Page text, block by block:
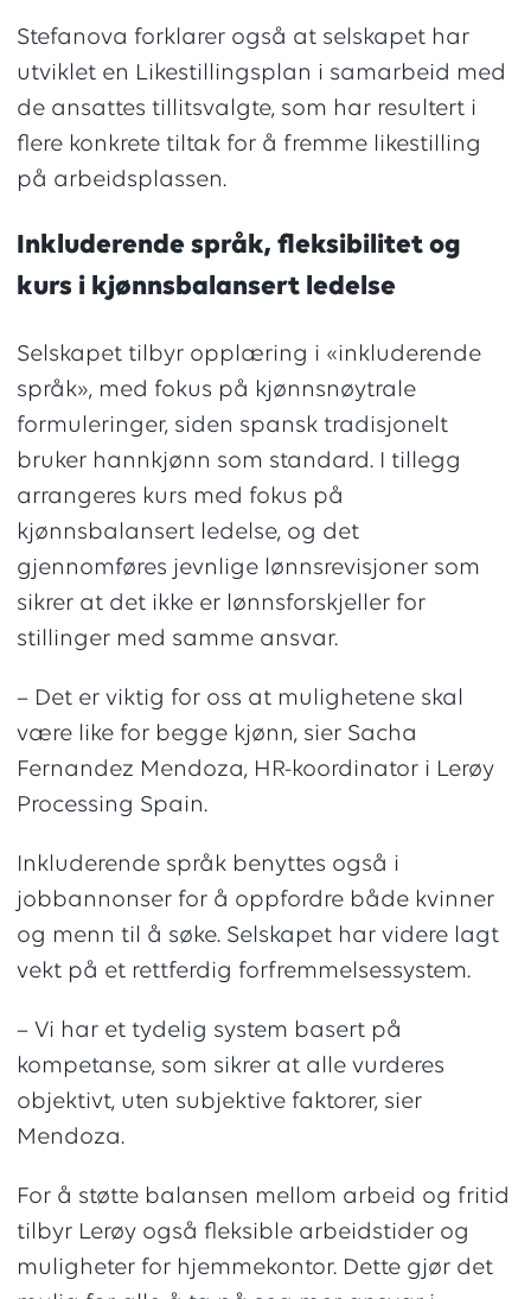
Stefanova forklarer også at selskapet har
utviklet en Likestillingsplan i samarbeid med
de ansattes tillitsvalgte, som har resultert i
flere konkrete tiltak for å fremme likestilling
på arbeidsplassen.
Inkluderende språk, fleksibilitet og
kurs i kjønnsbalansert ledelse
Selskapet tilbyr opplæring i «inkluderende
språk», med fokus på kjønnsnøytrale
formuleringer, siden spansk tradisjonelt
bruker hannkjønn som standard. I tillegg
arrangeres kurs med fokus på
kjønnsbalansert ledelse, og det
gjennomføres jevnlige lønnsrevisjoner som
sikrer at det ikke er lønnsforskjeller for
stillinger med samme ansvar.
– Det er viktig for oss at mulighetene skal
være like for begge kjønn, sier Sacha
Fernandez Mendoza, HR-koordinator i Lerøy
Processing Spain.
Inkluderende språk benyttes også i
jobbannonser for å oppfordre både kvinner
og menn til å søke. Selskapet har videre lagt
vekt på et rettferdig forfremmelsessystem.
– Vi har et tydelig system basert på
kompetanse, som sikrer at alle vurderes
objektivt, uten subjektive faktorer, sier
Mendoza.
For å støtte balansen mellom arbeid og fritid
tilbyr Lerøy også fleksible arbeidstider og
muligheter for hjemmekontor. Dette gjør det